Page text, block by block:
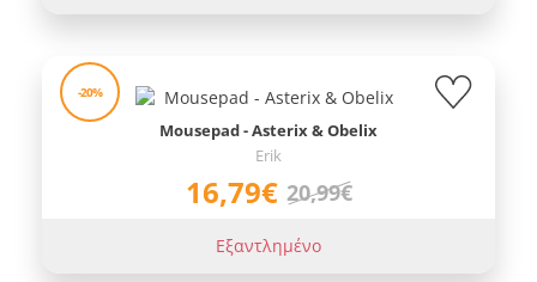
-20%
Mousepad - Asterix & Obelix
Erik
16,79€ 20,99€
Εξαντλημένο